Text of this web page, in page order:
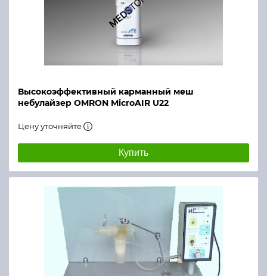
Высокоэффективный карманный меш
небулайзер OMRON MicroAIR U22
Цену уточняйте
Купить